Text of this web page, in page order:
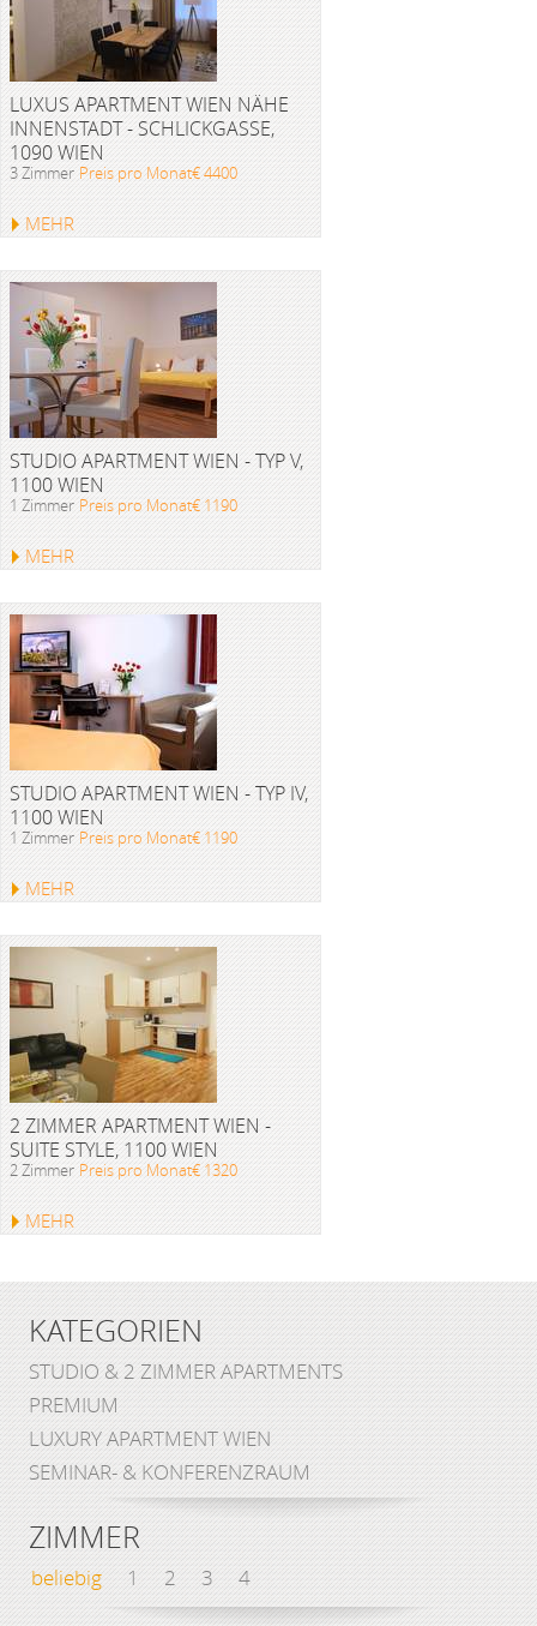
LUXUS APARTMENT WIEN NÄHE
INNENSTADT - SCHLICKGASSE,
1090 WIEN
3 Zimmer Preis pro Monat€ 4400
MEHR
STUDIO APARTMENT WIEN - TYP V,
1100 WIEN
1 Zimmer Preis pro Monat€ 1190
MEHR
STUDIO APARTMENT WIEN - TYP IV,
1100 WIEN
1 Zimmer Preis pro Monat€ 1190
MEHR
2 ZIMMER APARTMENT WIEN -
SUITE STYLE, 1100 WIEN
2 Zimmer Preis pro Monat€ 1320
MEHR
KATEGORIEN
STUDIO & 2 ZIMMER APARTMENTS
PREMIUM
LUXURY APARTMENT WIEN
SEMINAR- & KONFERENZRAUM
ZIMMER
beliebig 1 2 3 4